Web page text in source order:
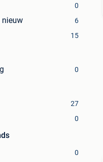
0
nieuw 6
15
0
27
0
0